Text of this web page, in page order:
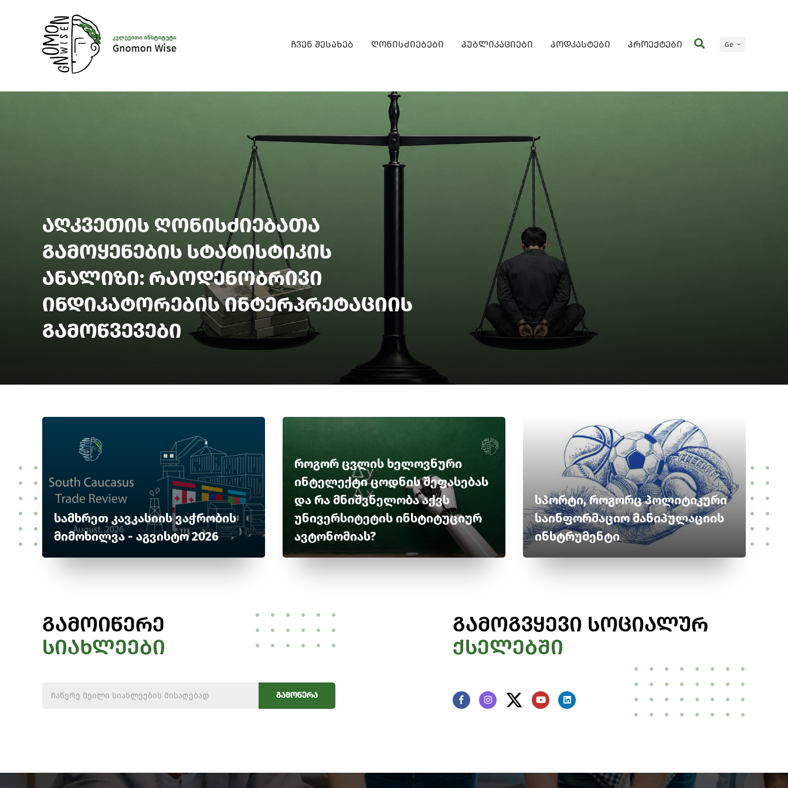
ჩვენ შესახებ ღონისძიებები პუბლიკაციები პოდკასტები პროექტები
Ge
აღკვეთის ღონისძიებათა
გამოყენების სტატისტიკის
ანალიზი: რაოდენობრივი
ინდიკატორების ინტერპრეტაციის
გამოწვევები
სამხრეთ კავკასიის ვაჭრობის
მიმოხილვა - აგვისტო 2026
როგორ ცვლის ხელოვნური
ინტელექტი ცოდნის შეფასებას
და რა მნიშვნელობა აქვს
უნივერსიტეტის ინსტიტუციურ
ავტონომიას?
სპორტი, როგორც პოლიტიკური
საინფორმაციო მანიპულაციის
ინსტრუმენტი
გამოიწერე
სიახლეები
გამოწერა
გამოგვყევი სოციალურ
ქსელებში